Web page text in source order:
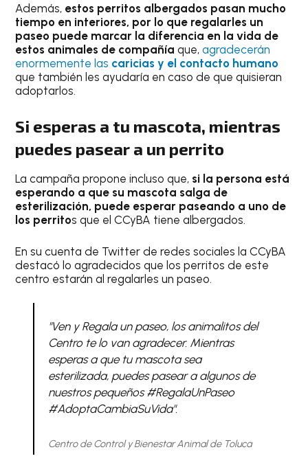
Además, estos perritos albergados pasan mucho
tiempo en interiores, por lo que regalarles un
paseo puede marcar la diferencia en la vida de
estos animales de compañía que,agradecerán
enormemente las caricias y el contacto humano
que también les ayudaría en caso de que quisieran
adoptarlos.
Si esperas a tu mascota, mientras
puedes pasear a un perrito
La campaña propone incluso que, si la persona está
esperando a que su mascota salga de
esterilización, puede esperar paseando a uno de
los perritos que el CCyBA tiene albergados.
En su cuenta de Twitter de redes sociales la CCyBA
destacó lo agradecidos que los perritos de este
centro estarán al regalarles un paseo.
"Ven y Regala un paseo, los animalitos del
Centro te lo van agradecer. Mientras
esperas a que tu mascota sea
esterilizada, puedes pasear a algunos de
nuestros pequeños #RegalaUnPaseo
#AdoptaCambiaSuVida".
Centro de Control y Bienestar Animal de Toluca